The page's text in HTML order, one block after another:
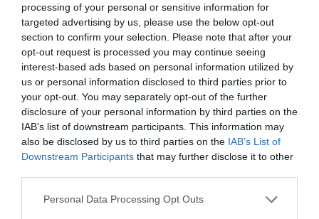
processing of your personal or sensitive information for
targeted advertising by us, please use the below opt-out
section to confirm your selection. Please note that after your
opt-out request is processed you may continue seeing
interest-based ads based on personal information utilized by
us or personal information disclosed to third parties prior to
your opt-out. You may separately opt-out of the further
disclosure of your personal information by third parties on the
IAB’s list of downstream participants. This information may
also be disclosed by us to third parties on the IAB’s List of
Downstream Participants that may further disclose it to other
Personal Data Processing Opt Outs